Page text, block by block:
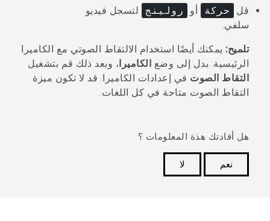
قل
حركة أو رولينج
لتسجل فيديو
سلفي.
تلميح: يمكنك أيضًا استخدام الالتقاط الصوتي مع الكاميرا
الرئيسية. بدل إلى وضع الكاميرا، وبعد ذلك قم بتشغيل
التقاط الصوت في إعدادات الكاميرا. قد لا تكون ميزة
التقاط الصوت متاحة في كل اللغات.
هل أفادتك هذة المعلومات ؟
نعم
لا